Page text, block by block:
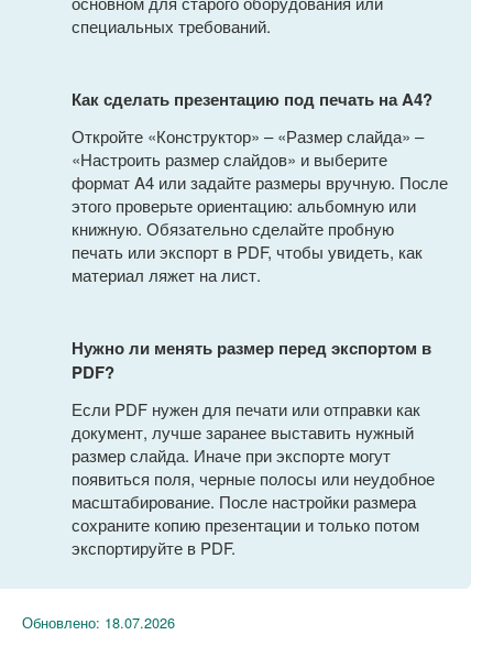
специальных требований.
Как сделать презентацию под печать на A4?
Откройте «Конструктор» – «Размер слайда» –
«Настроить размер слайдов» и выберите
формат A4 или задайте размеры вручную. После
этого проверьте ориентацию: альбомную или
книжную. Обязательно сделайте пробную
печать или экспорт в PDF, чтобы увидеть, как
материал ляжет на лист.
Нужно ли менять размер перед экспортом в
PDF?
Если PDF нужен для печати или отправки как
документ, лучше заранее выставить нужный
размер слайда. Иначе при экспорте могут
появиться поля, черные полосы или неудобное
масштабирование. После настройки размера
сохраните копию презентации и только потом
экспортируйте в PDF.
Обновлено: 18.07.2026